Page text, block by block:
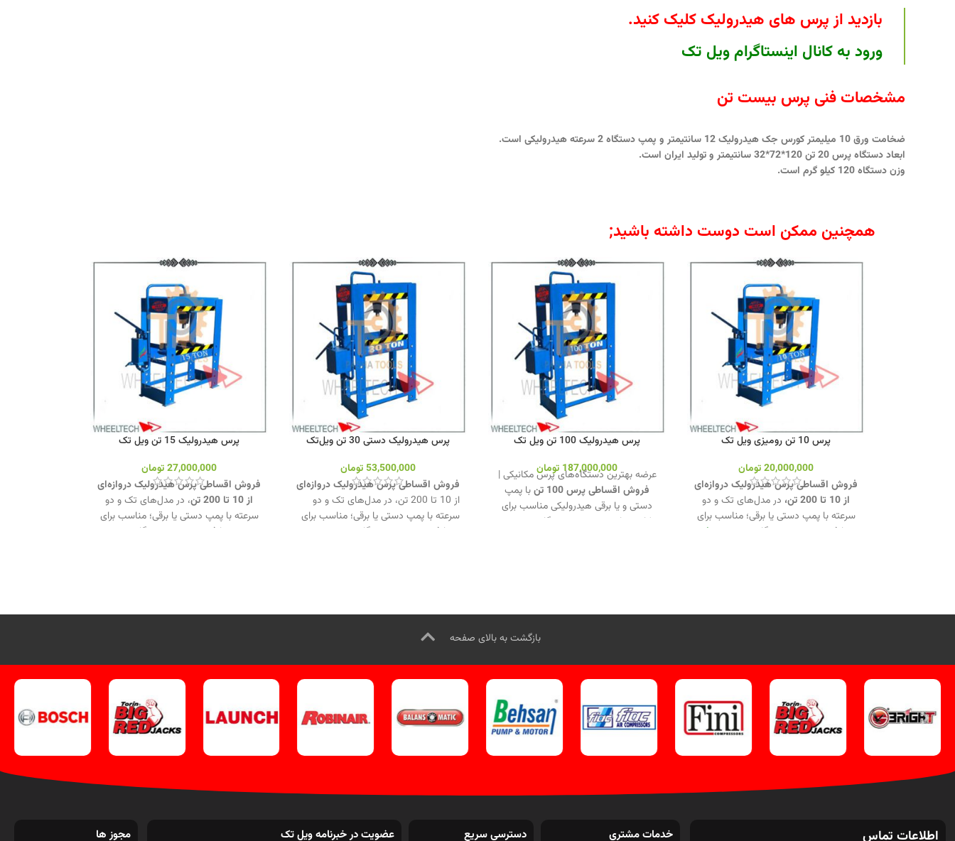
بازدید از پرس های هیدرولیک کلیک کنید.
ورود به کانال اینستاگرام ویل تک
مشخصات فنی پرس بیست تن
ضخامت ورق 10 میلیمتر کورس جک هیدرولیک 12 سانتیمتر و پمپ دستگاه 2 سرعته هیدرولیکی است.
ابعاد دستگاه پرس 20 تن 120*72*32 سانتیمتر و تولید ایران است.
وزن دستگاه 120 کیلو گرم است.
همچنین ممکن است دوست داشته باشید;
پرس 10 تن رومیزی ویل تک
20,000,000تومان
فروش اقساطی پرس هیدرولیک دروازه‌ای
از 10 تا 200 تن،
در مدل‌های تک و دو
سرعته با پمپ دستی یا برقی؛ مناسب برای
مصارف صنعتی و تعمیرگاهی.
جهت تماس
پرس هیدرولیک 100 تن ویل تک
187,000,000 تومان
عرضه بهترین دستگاه‌های پرس مکانیکی |
فروش اقساطی پرس 100 تن
با پمپ
دستی و یا برقی هیدرولیکی مناسب برای
کاربردهای صنعتی و تعمیرگاهی.
پرس هیدرولیک دستی 30 تن ویل‌تک
53,500,000تومان
فروش اقساطیپرس هیدرولیک دروازه‌ای
از 10 تا 200 تن، در مدل‌های تک و دو
سرعته با پمپ دستی یا برقی؛ مناسب برای
مصارف صنعتی و تعمیرگاهی.
پرس هیدرولیک 15 تن ویل تک
27,000,000تومان
فروش اقساطی پرس هیدرولیک دروازه‌ای
از 10 تا 200 تن
، در مدل‌های تک و دو
سرعته با پمپ دستی یا برقی؛ مناسب برای
مصارف صنعتی و تعمیرگاهی.
بازگشت به بالای صفحه
اطلاعات تماس خدمات مشتری دسترسی سریع عضویت در خبرنامه ویل تک مجوز ها